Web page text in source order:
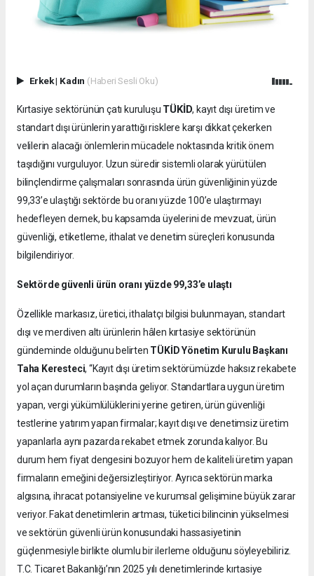
Erkek| Kadın (Haberi Sesli Oku)
Kırtasiye sektörünün çatı kuruluşu TÜKİD, kayıt dışı üretim ve
standart dışı ürünlerin yarattığı risklere karşı dikkat çekerken
velilerin alacağı önlemlerin mücadele noktasında kritik önem
taşıdığını vurguluyor. Uzun süredir sistemli olarak yürütülen
bilinçlendirme çalışmaları sonrasında ürün güvenliğinin yüzde
99,33’e ulaştığı sektörde bu oranı yüzde 100’e ulaştırmayı
hedefleyen dernek, bu kapsamda üyelerini de mevzuat, ürün
güvenliği, etiketleme, ithalat ve denetim süreçleri konusunda
bilgilendiriyor.
Sektörde güvenli ürün oranı yüzde 99,33’e ulaştı
Özellikle markasız, üretici, ithalatçı bilgisi bulunmayan, standart
dışı ve merdiven altı ürünlerin hâlen kırtasiye sektörünün
gündeminde olduğunu belirten TÜKİD Yönetim Kurulu Başkanı
Taha Keresteci, “Kayıt dışı üretim sektörümüzde haksız rekabete
yol açan durumların başında geliyor. Standartlara uygun üretim
yapan, vergi yükümlülüklerini yerine getiren, ürün güvenliği
testlerine yatırım yapan firmalar; kayıt dışı ve denetimsiz üretim
yapanlarla aynı pazarda rekabet etmek zorunda kalıyor. Bu
durum hem fiyat dengesini bozuyor hem de kaliteli üretim yapan
firmaların emeğini değersizleştiriyor. Ayrıca sektörün marka
algısına, ihracat potansiyeline ve kurumsal gelişimine büyük zarar
veriyor. Fakat denetimlerin artması, tüketici bilincinin yükselmesi
ve sektörün güvenli ürün konusundaki hassasiyetinin
güçlenmesiyle birlikte olumlu bir ilerleme olduğunu söyleyebiliriz.
T.C. Ticaret Bakanlığı’nın 2025 yılı denetimlerinde kırtasiye